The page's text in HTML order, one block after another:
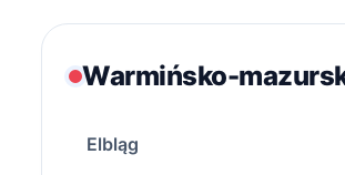
Warmińsko-
Elbląg